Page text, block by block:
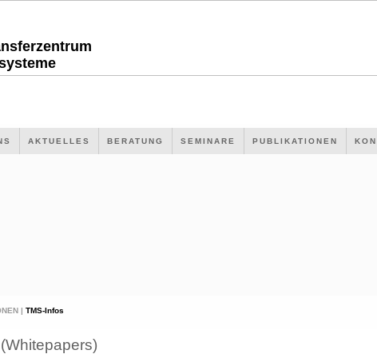
AKTUELLES BERATUNG SEMINARE PUBLIKATIONEN
| TMS-Infos
(Whitepapers)